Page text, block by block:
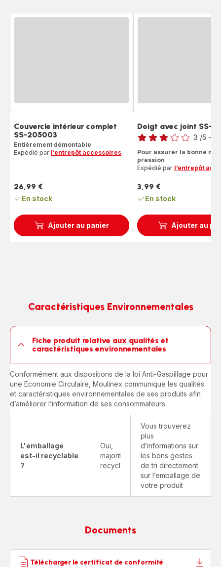
Ajouter au panier
Couvercle intérieur complet
SS-205003
Entièrement démontable
Expédié par l’entrepôt accessoires
Prix
26,99 €
En stock
Ajouter au
Doigt avec joint SS-
Note
3
étoiles
3 /5 -
Pour assurer la bonne
pression
Expédié par l’entrepôt
Prix
3,99 €
En stock
Caractéristiques Environnementales
Fiche produit relative aux qualités et
caractéristiques environnementales
Conformément aux dispositions de la loi Anti-Gaspillage pour
une Economie Circulaire, Moulinex communique les qualités
et caractéristiques environnementales de ses produits afin
d’améliorer l’information de ses consommateurs.
L'emballage
est-il recyclable
?
Oui,
majoritairement
recyclable
Vous trouverez
plus
d’informations sur
les bons gestes
de tri directement
sur l’emballage de
votre produit
Documents
Télécharger le certificat de conformité